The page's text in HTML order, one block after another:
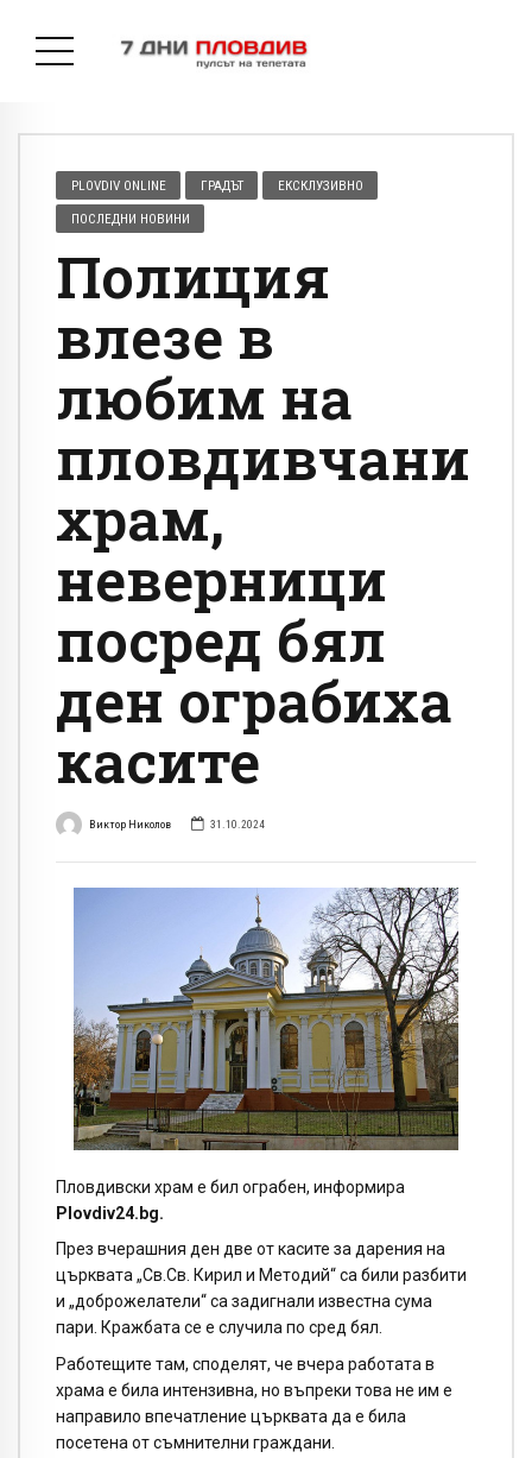
PLOVDIV ONLINE ГРАДЪТ ЕКСКЛУЗИВНО
ПОСЛЕДНИ НОВИНИ
Полиция
влезе в
любим на
пловдивчани
храм,
неверници
посред бял
ден ограбиха
касите
Виктор Николов 31.10.2024
Пловдивски храм е бил ограбен, информира
Plovdiv24.bg.
През вчерашния ден две от касите за дарения на
църквата „Св.Св. Кирил и Методий“ са били разбити
и „доброжелатели“ са задигнали известна сума
пари. Кражбата се е случила по сред бял.
Работещите там, споделят, че вчера работата в
храма е била интензивна, но въпреки това не им е
направило впечатление църквата да е била
посетена от съмнителни граждани.